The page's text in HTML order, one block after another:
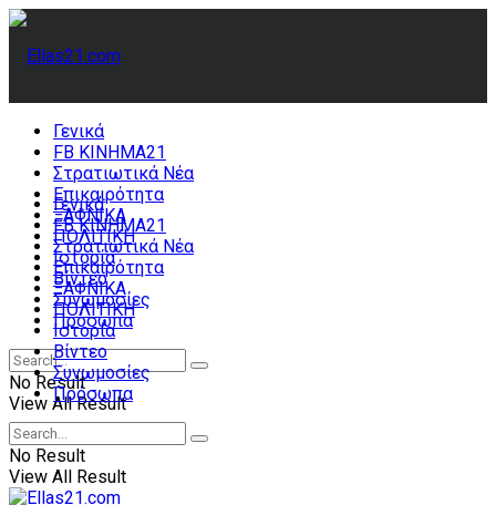
Γενικά
FB ΚΙΝΗΜΑ21
Στρατιωτικά Νέα
Επικαιρότητα
ΞΑΦΝΙΚΑ
ΠΟΛΙΤΙΚΗ
Ιστορία
Βίντεο
Συνωμοσίες
Πρόσωπα
No Result
View All Result
Γενικά
FB ΚΙΝΗΜΑ21
Στρατιωτικά Νέα
Επικαιρότητα
ΞΑΦΝΙΚΑ
ΠΟΛΙΤΙΚΗ
Ιστορία
Βίντεο
Συνωμοσίες
Πρόσωπα
No Result
View All Result